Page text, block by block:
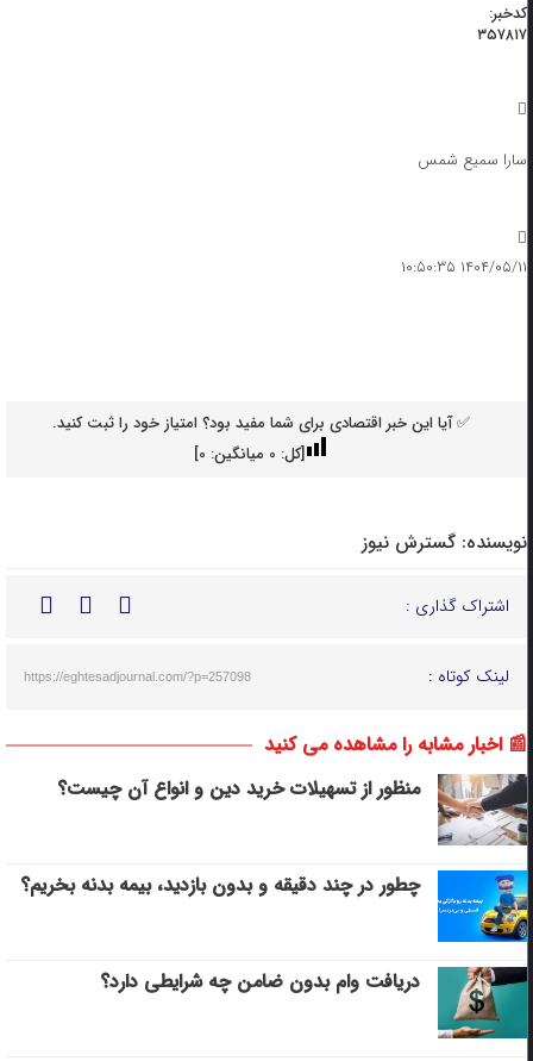
کدخبر:
۳۵۷۸۱۷
سارا سمیع شمس
۱۴۰۴/۰۵/۱۱ ۱۰:۵۰:۳۵
✅ آیا این خبر اقتصادی برای شما مفید بود؟ امتیاز خود را ثبت کنید.
[کل: 0میانگین: 0
]
نویسنده: گسترش نیوز
اشتراک گذاری :
لینک کوتاه : https://eghtesadjournal.com/?p=257098
📰 اخبار مشابه را مشاهده می کنید
منظور از تسهیلات خرید دین و انواع آن چیست؟
چطور در چند دقیقه و بدون بازدید، بیمه بدنه بخریم؟
دریافت وام بدون ضامن چه شرایطی دارد؟